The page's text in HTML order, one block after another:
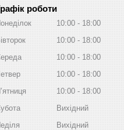
роботи
10:00
18:00
10:00
18:00
10:00
18:00
10:00
18:00
10:00
18:00
Вихідний
Вихідний